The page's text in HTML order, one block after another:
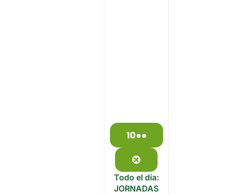
1010
agosto
de
2026
●●
(3
events)
Close
Todo el día:
JORNADAS